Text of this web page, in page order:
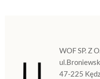
WOF SP. Z
47-225